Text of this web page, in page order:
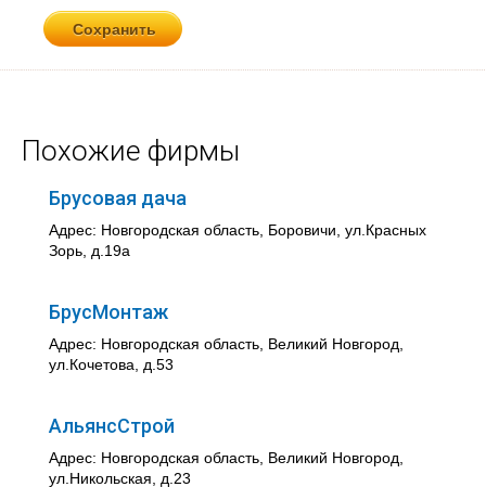
Похожие фирмы
Брусовая дача
Адрес: Новгородская область, Боровичи, ул.Красных
Зорь, д.19а
БрусМонтаж
Адрес: Новгородская область, Великий Новгород,
ул.Кочетова, д.53
АльянсСтрой
Адрес: Новгородская область, Великий Новгород,
ул.Никольская, д.23